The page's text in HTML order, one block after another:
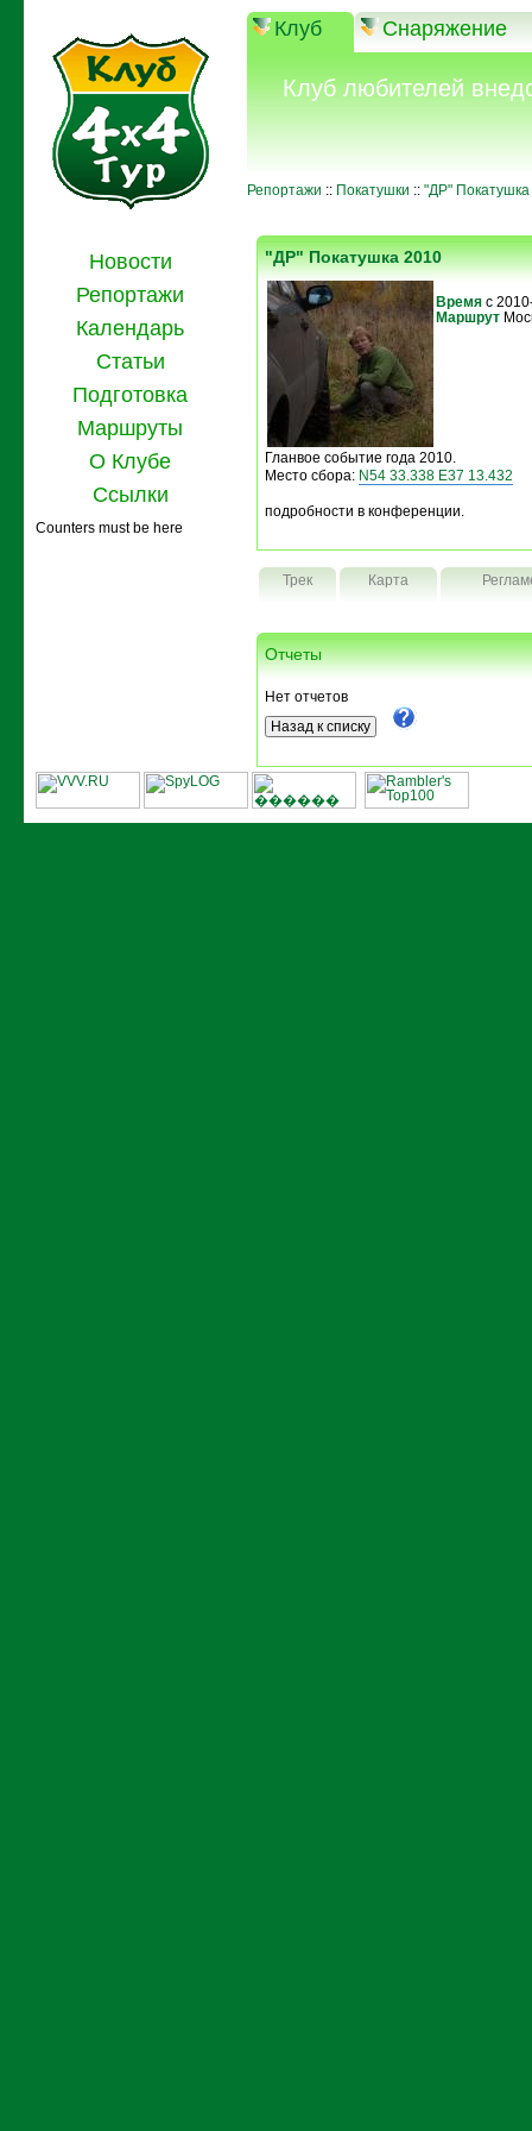
Клуб Снаряжение
Клуб любителей
Репортажи :: Покатушки :: "ДР"
Новости
Репортажи
Календарь
Статьи
Подготовка
Маршруты
О Клубе
Ссылки
Counters must be here
"ДР" Покатушка 2010
Время с
Маршрут
Гланвое событие года 2010.
Место сбора: N54 33.338 E37 13.432
подробности в конференции.
Трек Карта
Отчеты
Нет отчетов